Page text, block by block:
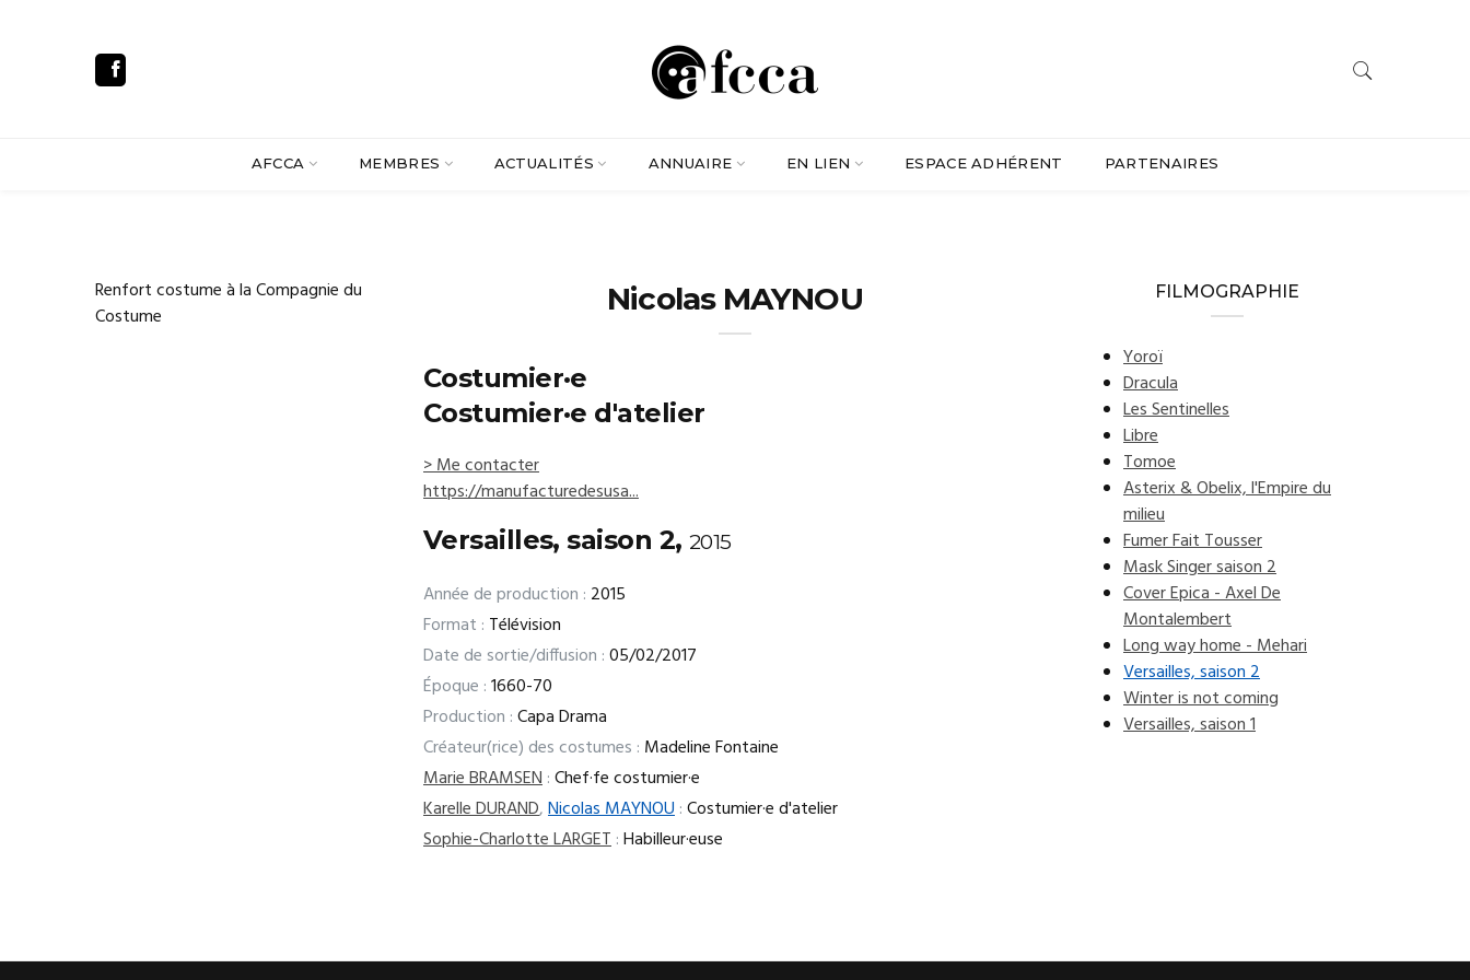
AFCCA MEMBRES ACTUALITÉS ANNUAIRE EN LIEN ESPACE ADHÉRENT PARTENAIRES
Nicolas MAYNOU
Costumier·e
Costumier·e d'atelier
> Me contacter
https://manufacturedesusa...
Versailles, saison 2, 2015
Année de production : 2015
Format : Télévision
Date de sortie/diffusion :05/02/2017
Époque :1660-70
Production :Capa Drama
Créateur(rice) des costumes : Madeline Fontaine
Marie BRAMSEN:Chef·fe costumier·e
Karelle DURAND,Nicolas MAYNOU:Costumier·e d'atelier
Sophie-Charlotte LARGET:Habilleur·euse
Renfort costume à la Compagnie du
Costume
FILMOGRAPHIE
Yoroï
Dracula
Les Sentinelles
Libre
Tomoe
Asterix & Obelix, l'Empire du
milieu
Fumer Fait Tousser
Mask Singer saison 2
Cover Epica - Axel De
Montalembert
Long way home - Mehari
Versailles, saison 2
Winter is not coming
Versailles, saison 1